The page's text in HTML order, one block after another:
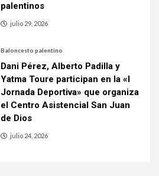
palentinos
julio 29, 2026
Baloncesto palentino
Dani Pérez, Alberto Padilla y
Yatma Toure participan en la «I
Jornada Deportiva» que organiza
el Centro Asistencial San Juan
de Dios
julio 24, 2026